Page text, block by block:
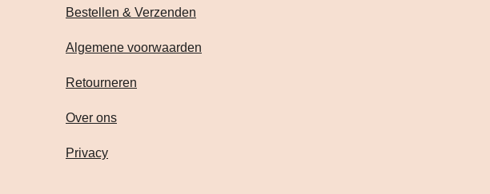
Bestellen & Verzenden
Algemene voorwaarden
Retourneren
Over ons
Privacy